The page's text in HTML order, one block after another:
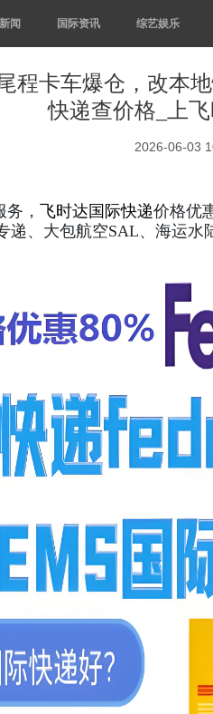
闻 国际资讯 综艺娱乐
程卡车爆仓，改本
快递查价格_上
2026-06-03
， 飞时达 国际快递价格优
递、大包航空SAL、海运水